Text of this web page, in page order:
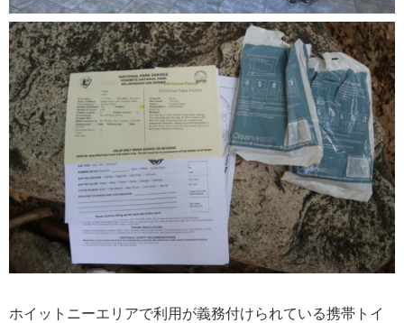
ホイットニーエリアで利用が義務付けられている携帯トイ